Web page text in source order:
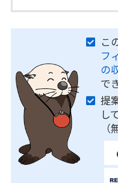
こ
フ
の
で
提
し
（